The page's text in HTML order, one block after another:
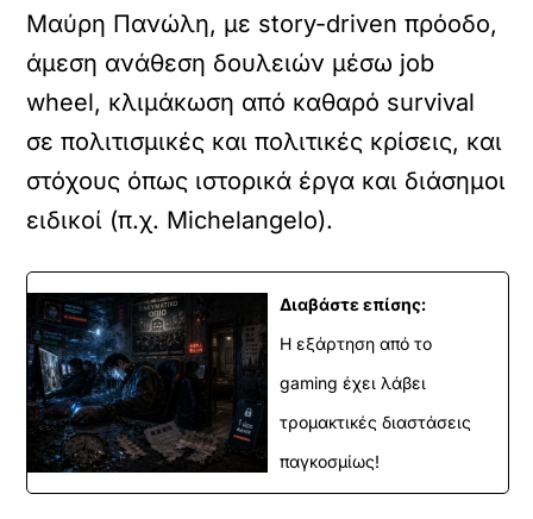
Μαύρη Πανώλη, με story-driven πρόοδο,
άμεση ανάθεση δουλειών μέσω job
wheel, κλιμάκωση από καθαρό survival
σε πολιτισμικές και πολιτικές κρίσεις, και
στόχους όπως ιστορικά έργα και διάσημοι
ειδικοί (π.χ. Michelangelo).
Διαβάστε επίσης:
Η εξάρτηση από το
gaming έχει λάβει
τρομακτικές διαστάσεις
παγκοσμίως!